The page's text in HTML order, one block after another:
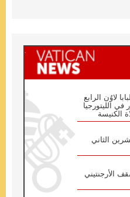
لاوُن الرابع
الليتورجيا
الكنيسة
الثاني
الأرجنتيني